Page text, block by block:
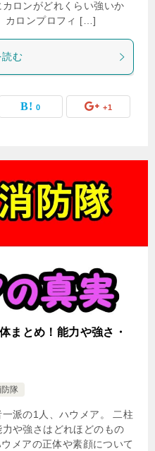
ロンがどれくらい強いか
カロンプロフィ […]
読む
0 +1
まとめ！能力や強さ・
隊
派の1人、ハウメア。 二柱
や強さはどれほどのもの
メアの正体や素顔について